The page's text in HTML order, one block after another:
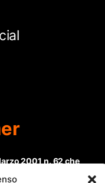
2001 n. 62 che
“Informazione